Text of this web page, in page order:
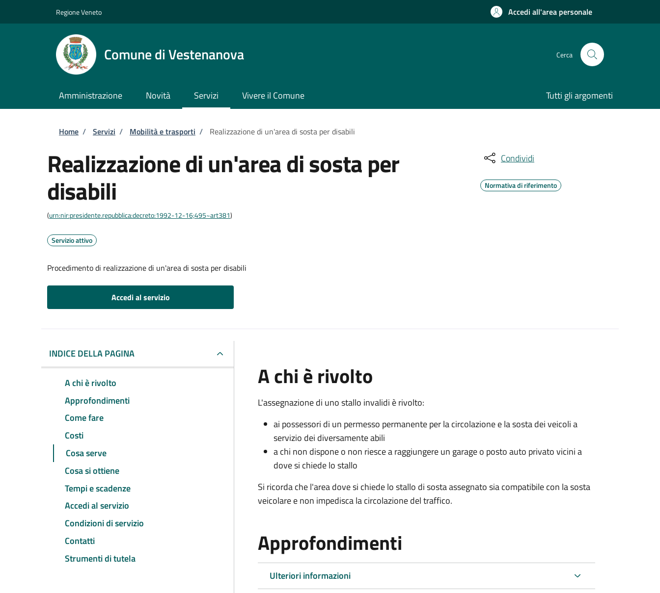
Regione Veneto Accedi all'area personale
Comune di Vestenanova Cerca
Amministrazione Novità Servizi Vivere il Comune Tutti gli argomenti
Briciole di pane
Home / Servizi / Mobilità e trasporti / Realizzazione di un'area di sosta per disabili
Realizzazione di un'area di sosta per
disabili
(urn:nir:presidente.repubblica:decreto:1992-12-16;495~art381)
Servizio attivo
Procedimento di realizzazione di un'area di sosta per disabili
Accedi al servizio
Condividi
Normativa di riferimento
INDICE DELLA PAGINA
A chi è rivolto
Approfondimenti
Come fare
Costi
Cosa serve
Cosa si ottiene
Tempi e scadenze
Accedi al servizio
Condizioni di servizio
Contatti
Strumenti di tutela
A chi è rivolto
L'assegnazione di uno stallo invalidi è rivolto:
ai possessori di un permesso permanente per la circolazione e la sosta dei veicoli a
servizio dei diversamente abili
a chi non dispone o non riesce a raggiungere un garage o posto auto privato vicini a
dove si chiede lo stallo
Si ricorda che l'area dove si chiede lo stallo di sosta assegnato sia compatibile con la sosta
veicolare e non impedisca la circolazione del traffico.
Approfondimenti
Ulteriori informazioni